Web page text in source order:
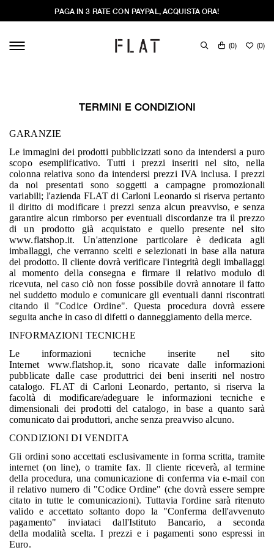
PAGA IN 3 RATE CON PAYPAL, ACQUISTA ORA!
(0) (0)
TERMINI E CONDIZIONI
GARANZIE
Le immagini dei prodotti pubblicizzati sono da intendersi a puro
scopo esemplificativo. Tutti i prezzi inseriti nel sito, nella
colonna relativa sono da intendersi prezzi IVA inclusa. I prezzi
da noi presentati sono soggetti a campagne promozionali
variabili; l'azienda FLAT di Carloni Leonardo si riserva pertanto
il diritto di modificare i prezzi senza alcun preavviso, e senza
garantire alcun rimborso per eventuali discordanze tra il prezzo
di un prodotto già acquistato e quello presente nel sito
www.flatshop.it. Un'attenzione particolare è dedicata agli
imballaggi, che verranno scelti e selezionati in base alla natura
del prodotto. Il cliente dovrà verificare l'integrità degli imballaggi
al momento della consegna e firmare il relativo modulo di
ricevuta, nel caso ciò non fosse possibile dovrà annotare il fatto
nel suddetto modulo e comunicare gli eventuali danni riscontrati
citando il "Codice Ordine". Questa procedura dovrà essere
seguita anche in caso di difetti o danneggiamento della merce.
INFORMAZIONI TECNICHE
Le informazioni tecniche inserite nel sito
Internet www.flatshop.it, sono ricavate dalle informazioni
pubblicate dalle case produttrici dei beni inseriti nel nostro
catalogo. FLAT di Carloni Leonardo, pertanto, si riserva la
facoltà di modificare/adeguare le informazioni tecniche e
dimensionali dei prodotti del catalogo, in base a quanto sarà
comunicato dai produttori, anche senza preavviso alcuno.
CONDIZIONI DI VENDITA
Gli ordini sono accettati esclusivamente in forma scritta, tramite
internet (on line), o tramite fax. Il cliente riceverà, al termine
della procedura, una comunicazione di conferma via e-mail con
il relativo numero di "Codice Ordine" (che dovrà essere sempre
citato in tutte le comunicazioni). Tuttavia l'ordine sarà ritenuto
valido e accettato soltanto dopo la "Conferma dell'avvenuto
pagamento" inviataci dall'Istituto Bancario, a seconda
della modalità scelta. I prezzi e i pagamenti sono espressi in
Euro.